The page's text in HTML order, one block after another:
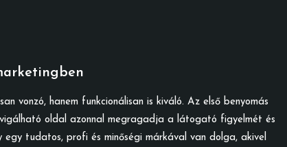
vonzó, hanem funkcionálisan is kiváló. Az első benyomás
oldal azonnal megragadja a látogató figyelmét és
tudatos, profi és minőségi márkával van dolga, akivel